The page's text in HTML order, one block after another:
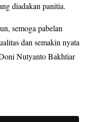
diadakan panitia.
semoga pabelan
dan semakin nyata
Nutyanto Bakhtiar